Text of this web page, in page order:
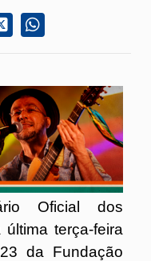
Oficial dos
terça-feira
da Fundação